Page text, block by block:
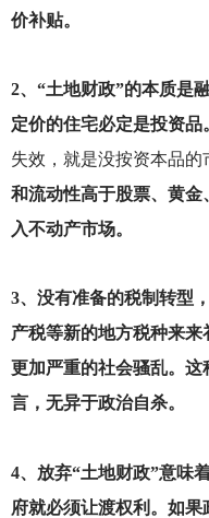
价补贴。
2、“土地财政”的本质是
定价的住宅必定是投资品。
失效，就是没按资本品的
和流动性高于股票、黄
入不动产市场。
3、没有准备的税制转型
产税等新的地方税种来
更加严重的社会骚乱。
言，无异于政治自杀。
4、放弃“土地财政”意味
府就必须让渡权利。如